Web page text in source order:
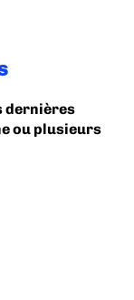
dernières
ou plusieurs